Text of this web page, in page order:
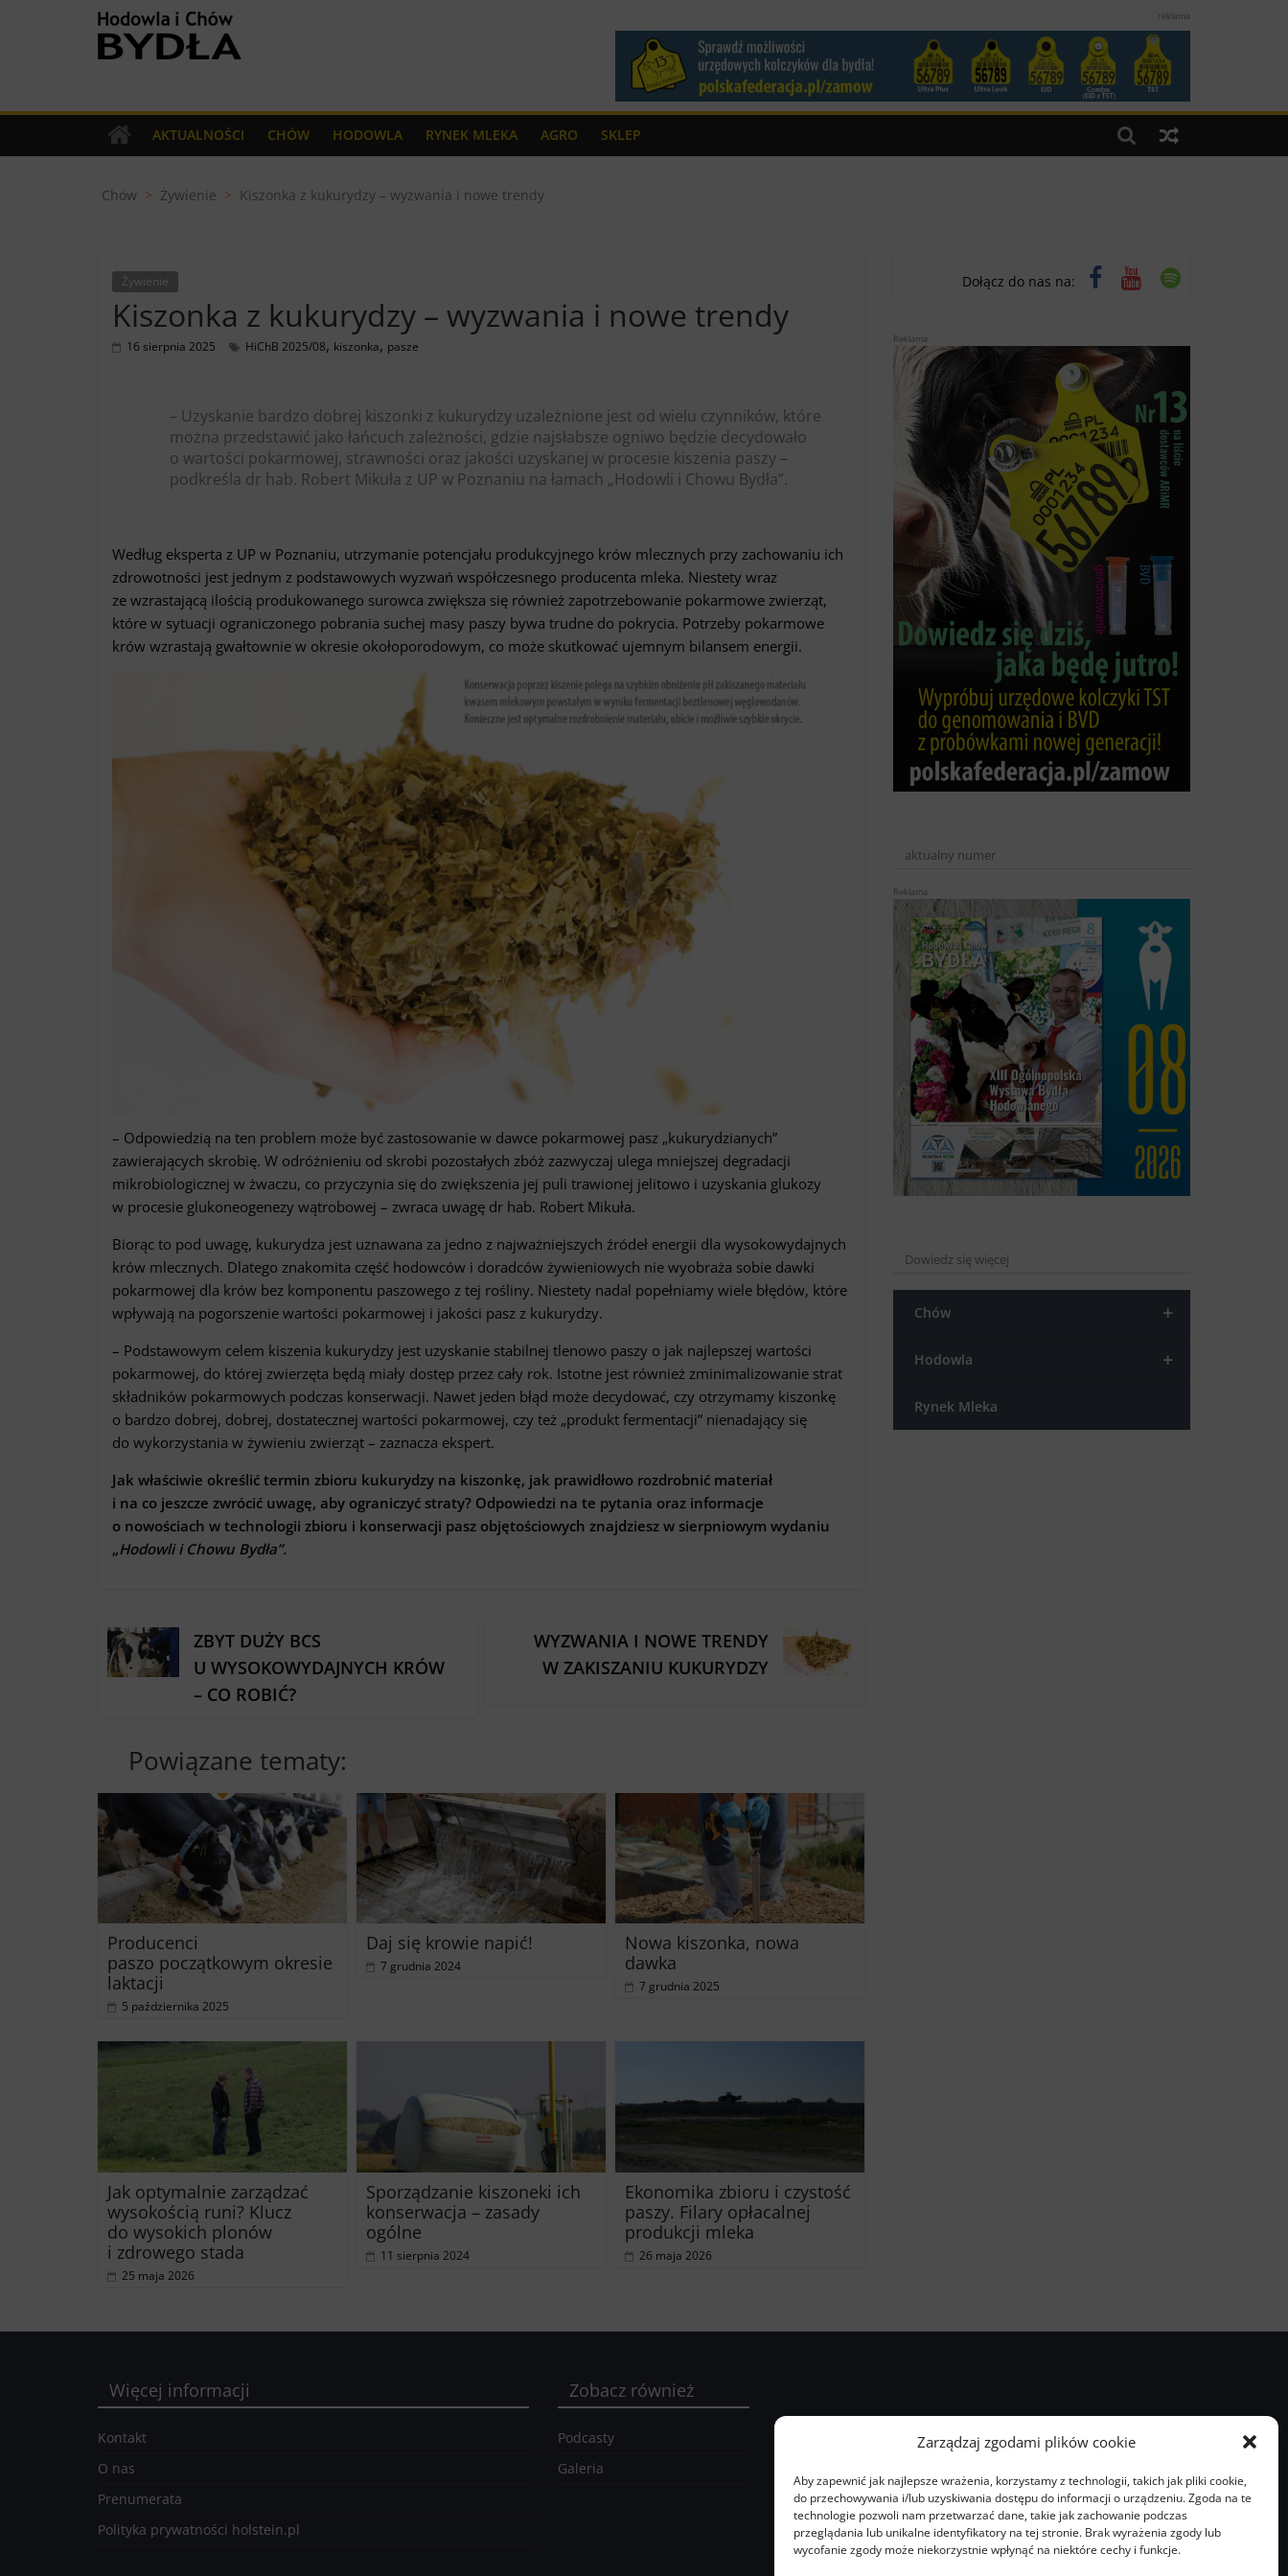
Zarządzaj zgodami plików cookie
Aby zapewnić jak najlepsze wrażenia, korzystamy z technologii, takich jak pliki cookie,
do przechowywania i/lub uzyskiwania dostępu do informacji o urządzeniu. Zgoda na te
technologie pozwoli nam przetwarzać dane, takie jak zachowanie podczas
przeglądania lub unikalne identyfikatory na tej stronie. Brak wyrażenia zgody lub
wycofanie zgody może niekorzystnie wpłynąć na niektóre cechy i funkcje.
Hodowla
Chów
Bydła
Hodowców
Bydła
reklama
AKTUALNOŚCI CHÓW HODOWLA RYNEK MLEKA AGRO SKLEP
Chów > Żywienie > Kiszonka z kukurydzy – wyzwania i nowe trendy
Żywienie
Kiszonka z kukurydzy – wyzwania i nowe trendy
16 sierpnia 2025 HiChB 2025/08, kiszonka, pasze
– Uzyskanie bardzo dobrej kiszonki z kukurydzy uzależnione jest od wielu czynników, które
można przedstawić jako łańcuch zależności, gdzie najsłabsze ogniwo będzie decydowało
o wartości pokarmowej, strawności oraz jakości uzyskanej w procesie kiszenia paszy –
podkreśla dr hab. Robert Mikuła z UP w Poznaniu na łamach „Hodowli i Chowu Bydła”.
Według eksperta z UP w Poznaniu, utrzymanie potencjału produkcyjnego krów mlecznych przy zachowaniu ich
zdrowotności jest jednym z podstawowych wyzwań współczesnego producenta mleka. Niestety wraz
ze wzrastającą ilością produkowanego surowca zwiększa się również zapotrzebowanie pokarmowe zwierząt,
które w sytuacji ograniczonego pobrania suchej masy paszy bywa trudne do pokrycia. Potrzeby pokarmowe
krów wzrastają gwałtownie w okresie okołoporodowym, co może skutkować ujemnym bilansem energii.
– Odpowiedzią na ten problem może być zastosowanie w dawce pokarmowej pasz „kukurydzianych”
zawierających skrobię. W odróżnieniu od skrobi pozostałych zbóż zazwyczaj ulega mniejszej degradacji
mikrobiologicznej w żwaczu, co przyczynia się do zwiększenia jej puli trawionej jelitowo i uzyskania glukozy
w procesie glukoneogenezy wątrobowej – zwraca uwagę dr hab. Robert Mikuła.
Biorąc to pod uwagę, kukurydza jest uznawana za jedno z najważniejszych źródeł energii dla wysokowydajnych
krów mlecznych. Dlatego znakomita część hodowców i doradców żywieniowych nie wyobraża sobie dawki
pokarmowej dla krów bez komponentu paszowego z tej rośliny. Niestety nadal popełniamy wiele błędów, które
wpływają na pogorszenie wartości pokarmowej i jakości pasz z kukurydzy.
– Podstawowym celem kiszenia kukurydzy jest uzyskanie stabilnej tlenowo paszy o jak najlepszej wartości
pokarmowej, do której zwierzęta będą miały dostęp przez cały rok. Istotne jest również zminimalizowanie strat
składników pokarmowych podczas konserwacji. Nawet jeden błąd może decydować, czy otrzymamy kiszonkę
o bardzo dobrej, dobrej, dostatecznej wartości pokarmowej, czy też „produkt fermentacji” nienadający się
do wykorzystania w żywieniu zwierząt – zaznacza ekspert.
Jak właściwie określić termin zbioru kukurydzy na kiszonkę, jak prawidłowo rozdrobnić materiał
i na co jeszcze zwrócić uwagę, aby ograniczyć straty? Odpowiedzi na te pytania oraz informacje
o nowościach w technologii zbioru i konserwacji pasz objętościowych znajdziesz w sierpniowym wydaniu
„Hodowli i Chowu Bydła”.
ZBYT DUŻY BCS
U WYSOKOWYDAJNYCH KRÓW
– CO ROBIĆ?
WYZWANIA I NOWE TRENDY
W ZAKISZANIU KUKURYDZY
Powiązane tematy:
Producenci
paszo początkowym okresie
laktacji
5 października 2025
Daj się krowie napić!
7 grudnia 2024
Nowa kiszonka, nowa
dawka
7 grudnia 2025
Jak optymalnie zarządzać
wysokością runi? Klucz
do wysokich plonów
i zdrowego stada
25 maja 2026
Sporządzanie kiszoneki ich
konserwacja – zasady
ogólne
11 sierpnia 2024
Ekonomika zbioru i czystość
paszy. Filary opłacalnej
produkcji mleka
26 maja 2026
Dołącz do nas na:
Reklama
aktualny numer
Reklama
Dowiedz się więcej
+
Chów
+
Hodowla
Rynek Mleka
Więcej informacji
Kontakt
O nas
Prenumerata
Polityka prywatności holstein.pl
Zobacz również
Podcasty
Galeria